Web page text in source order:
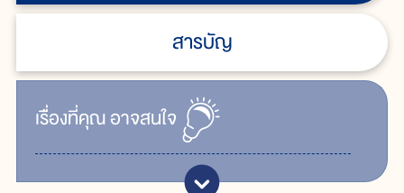
สารบัญ
เรื่ิองที่คุณอาจสนใจ